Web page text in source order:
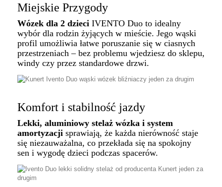
Miejskie Przygody
Wózek dla 2 dzieci IVENTO Duo to idealny
wybór dla rodzin żyjących w mieście. Jego wąski
profil umożliwia łatwe poruszanie się w ciasnych
przestrzeniach – bez problemu wjedziesz do sklepu,
windy czy przez standardowe drzwi.
Komfort i stabilność jazdy
Lekki, aluminiowy stelaż wózka i system
amortyzacji sprawiają, że każda nierówność staje
się niezauważalna, co przekłada się na spokojny
sen i wygodę dzieci podczas spacerów.